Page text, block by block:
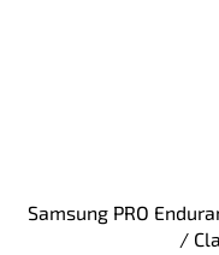
Samsung PRO
/